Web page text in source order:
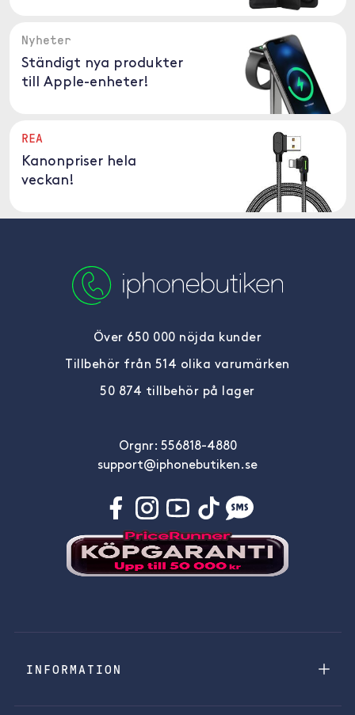
Nyheter
Ständigt nya produkter
till Apple-enheter!
REA
Kanonpriser hela
veckan!
Över 650 000 nöjda kunder
Tillbehör från 514 olika varumärken
50 874 tillbehör på lager
Orgnr: 556818-4880
support@iphonebutiken.se
INFORMATION